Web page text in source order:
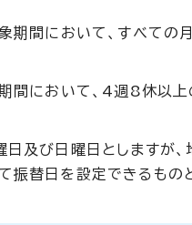
象期間において、すべて
期間において、4週8休以
日及び日曜日としますが
振替日を設定できるものと